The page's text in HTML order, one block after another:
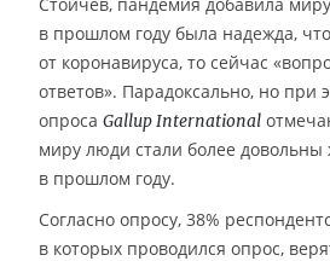
в прошлом году была надежда,
от коронавируса, то сейчас
ответов». Парадоксально, но при
опроса Gallup International
миру люди стали более
в прошлом году.
Согласно опросу, 38%
в которых проводился опрос,